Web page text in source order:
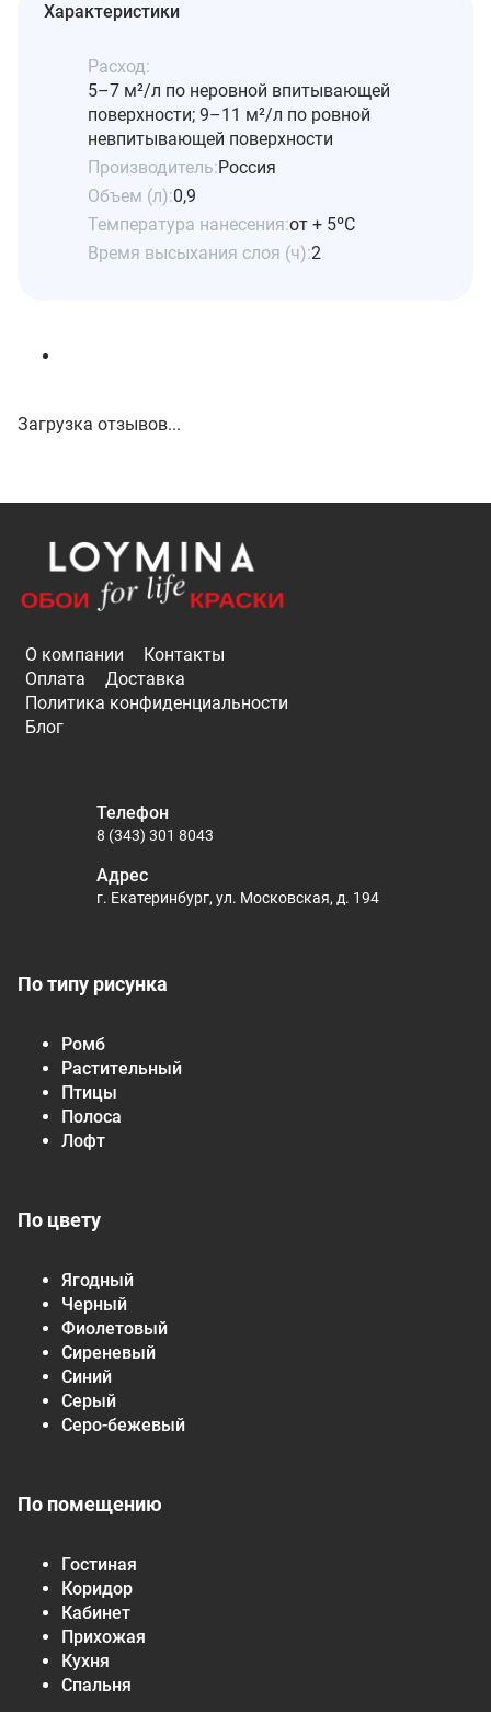
Характеристики
Расход:
5–7 м²/л по неровной впитывающей
поверхности; 9–11 м²/л по ровной
невпитывающей поверхности
Производитель:Россия
Объем (л):0,9
Температура нанесения:от + 5ºС
Время высыхания слоя (ч):2
Загрузка отзывов...
О компании
Контакты
Оплата
Доставка
Политика конфиденциальности
Блог
По типу рисунка
Ромб
Растительный
Птицы
Полоса
Лофт
По цвету
Ягодный
Черный
Фиолетовый
Сиреневый
Синий
Серый
Серо-бежевый
По помещению
Гостиная
Коридор
Кабинет
Прихожая
Кухня
Спальня
Телефон
8 (343) 301 8043
Адрес
г. Екатеринбург, ул. Московская, д. 194